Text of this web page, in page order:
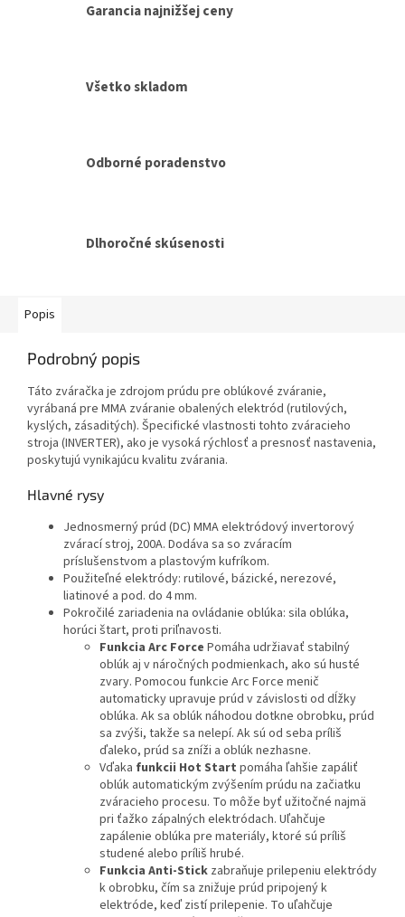
Garancia najnižšej ceny
Všetko skladom
Odborné poradenstvo
Dlhoročné skúsenosti
Popis
Podrobný popis
Táto zváračka je zdrojom prúdu pre oblúkové zváranie,
vyrábaná pre MMA zváranie obalených elektród (rutilových,
kyslých, zásaditých). Špecifické vlastnosti tohto zváracieho
stroja (INVERTER), ako je vysoká rýchlosť a presnosť nastavenia,
poskytujú vynikajúcu kvalitu zvárania.
Hlavné rysy
Jednosmerný prúd (DC) MMA elektródový invertorový
zvárací stroj, 200A. Dodáva sa so zváracím
príslušenstvom a plastovým kufríkom.
Použiteľné elektródy: rutilové, bázické, nerezové,
liatinové a pod. do 4 mm.
Pokročilé zariadenia na ovládanie oblúka: sila oblúka,
horúci štart, proti priľnavosti.
Funkcia Arc Force Pomáha udržiavať stabilný
oblúk aj v náročných podmienkach, ako sú husté
zvary. Pomocou funkcie Arc Force menič
automaticky upravuje prúd v závislosti od dĺžky
oblúka. Ak sa oblúk náhodou dotkne obrobku, prúd
sa zvýši, takže sa nelepí. Ak sú od seba príliš
ďaleko, prúd sa zníži a oblúk nezhasne.
Vďaka funkcii Hot Start pomáha ľahšie zapáliť
oblúk automatickým zvýšením prúdu na začiatku
zváracieho procesu. To môže byť užitočné najmä
pri ťažko zápalných elektródach. Uľahčuje
zapálenie oblúka pre materiály, ktoré sú príliš
studené alebo príliš hrubé.
Funkcia Anti-Stick zabraňuje prilepeniu elektródy
k obrobku, čím sa znižuje prúd pripojený k
elektróde, keď zistí prilepenie. To uľahčuje